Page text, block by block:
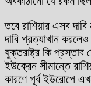
তবে রাশিয়ার এসব
দাবি প্রত্যাখান
যুক্তরাষ্ট্র কি প্রস্তাব
ইউক্রেন সীমান্তে
কারণে পূর্ব ইউরোপে